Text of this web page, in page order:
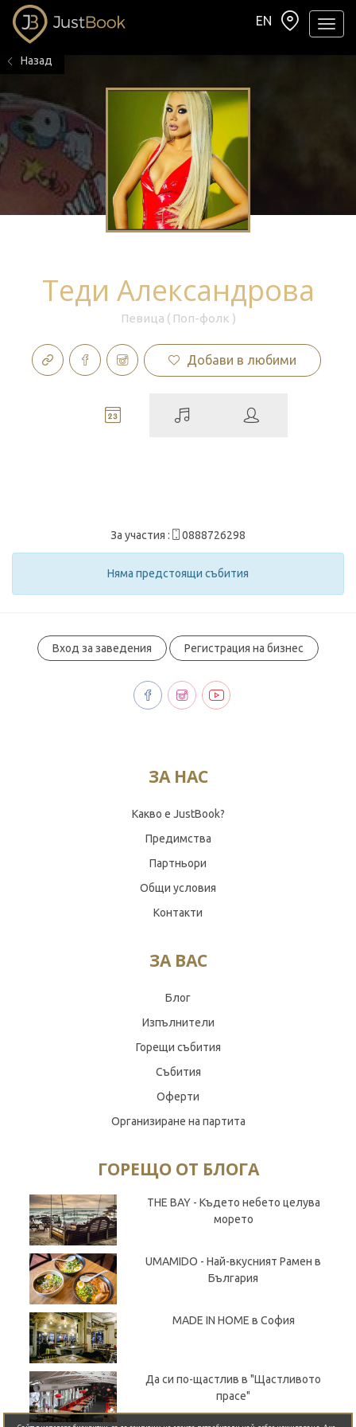
EN
Назад
Теди Александрова
Певица ( Поп-фолк )
Добави в любими
За участия : 0888726298
Няма предстоящи събития
Вход за заведения Регистрация на бизнес
ЗА НАС
Какво е JustBook?
Предимства
Партньори
Общи условия
Контакти
ЗА ВАС
Блог
Изпълнители
Горещи събития
Събития
Оферти
Организиране на партита
ГОРЕЩО ОТ БЛОГА
THE BAY - Където небето целува
морето
UMAMIDO - Най-вкусният Рамен в
България
MADE IN HOME в София
Да си по-щастлив в "Щастливото
прасе"